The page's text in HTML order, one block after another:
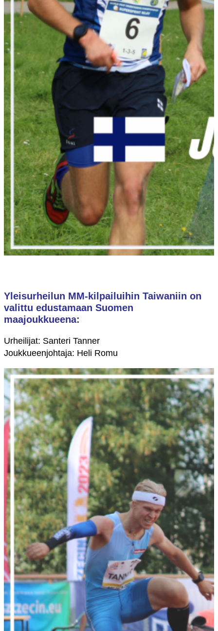
Yleisurheilun MM-kilpailuihin Taiwaniin on
valittu edustamaan Suomen
maajoukkueena:
Urheilijat: Santeri Tanner
Joukkueenjohtaja: Heli Romu